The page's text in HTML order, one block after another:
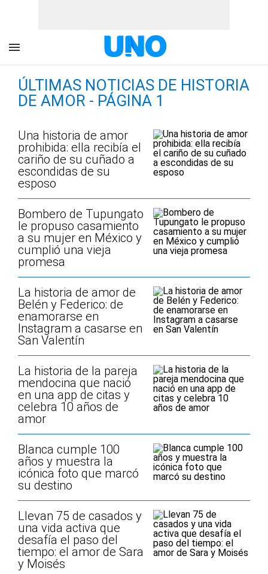
ÚLTIMAS NOTICIAS DE HISTORIA
DE AMOR - PÁGINA 1
Una historia de amor
prohibida: ella recibía el
cariño de su cuñado a
escondidas de su
esposo
Bombero de Tupungato
le propuso casamiento
a su mujer en México y
cumplió una vieja
promesa
La historia de amor de
Belén y Federico: de
enamorarse en
Instagram a casarse en
San Valentín
La historia de la pareja
mendocina que nació
en una app de citas y
celebra 10 años de
amor
Blanca cumple 100
años y muestra la
icónica foto que marcó
su destino
Llevan 75 de casados y
una vida activa que
desafía el paso del
tiempo: el amor de Sara
y Moisés